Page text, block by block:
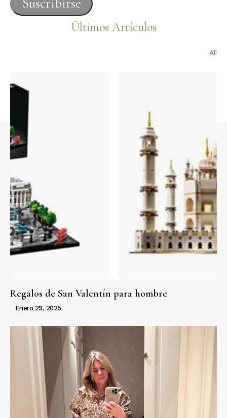
electrónico
Últimos Artículos
All
Regalos de San Valentín para hombre
Enero 29, 2025